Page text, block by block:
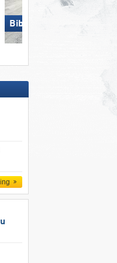
Biberwier – Marienberg